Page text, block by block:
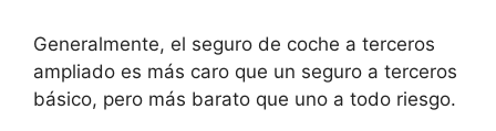
Generalmente, el seguro de coche a terceros
ampliado es más caro que un seguro a terceros
básico, pero más barato que uno a todo riesgo.